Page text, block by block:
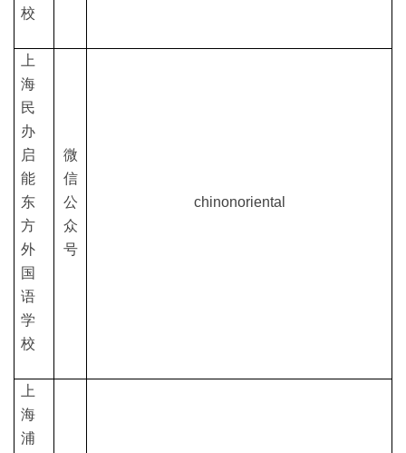
校
上
海
民
办
启
能
东
方
外
国
语
学
校
微
信
公
众
号
chinonoriental
上
海
浦